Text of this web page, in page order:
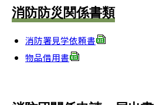
消防防災関係書類
消防署見学依頼書
物品借用書